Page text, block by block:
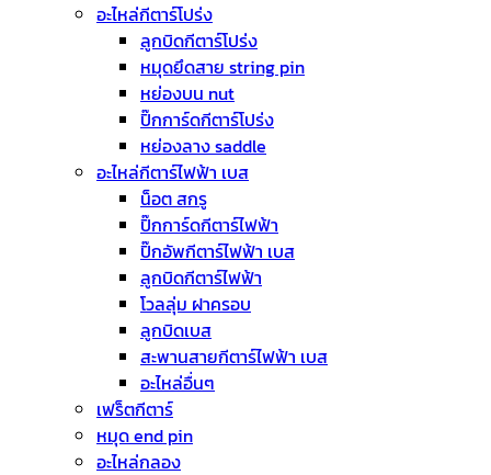
อะไหล่กีตาร์โปร่ง
ลูกบิดกีตาร์โปร่ง
หมุดยึดสาย string pin
หย่องบน nut
ปิ๊กการ์ดกีตาร์โปร่ง
หย่องลาง saddle
อะไหล่กีตาร์ไฟฟ้า เบส
น็อต สกรู
ปิ๊กการ์ดกีตาร์ไฟฟ้า
ปิ๊กอัพกีตาร์ไฟฟ้า เบส
ลูกบิดกีตาร์ไฟฟ้า
โวลลุ่ม ฝาครอบ
ลูกบิดเบส
สะพานสายกีตาร์ไฟฟ้า เบส
อะไหล่อื่นๆ
เฟร็ตกีตาร์
หมุด end pin
อะไหล่กลอง